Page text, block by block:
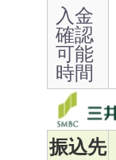
入金
確認
可能
時間
振込先